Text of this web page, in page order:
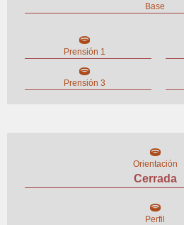
Base
Prensión 1
Prensión 3
Orientación
Cerrada
Perfil